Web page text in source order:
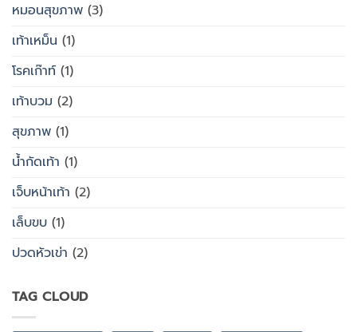
หมอนสุขภาพ (3)
เท้าเหม็น (1)
โรคเก๊าท์ (1)
เท้าบวม (2)
สุขภาพ (1)
น้ำกัดเท้า (1)
เจ็บหน้าเท้า (2)
เล็บขบ (1)
ปวดหัวเข่า (2)
TAG CLOUD